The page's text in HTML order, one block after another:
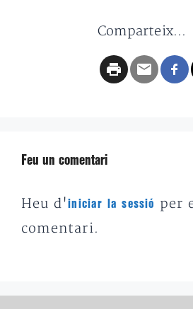
Comparteix...
Feu un comentari
Heu d'iniciar la sessió
per
comentari.